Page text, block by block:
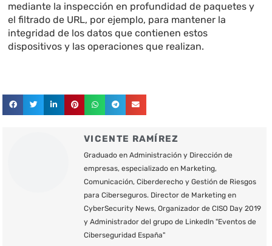
mediante la inspección en profundidad de paquetes y
el filtrado de URL, por ejemplo, para mantener la
integridad de los datos que contienen estos
dispositivos y las operaciones que realizan.
VICENTE RAMÍREZ
Graduado en Administración y Dirección de
empresas, especializado en Marketing,
Comunicación, Ciberderecho y Gestión de Riesgos
para Ciberseguros. Director de Marketing en
CyberSecurity News, Organizador de CISO Day 2019
y Administrador del grupo de LinkedIn "Eventos de
Ciberseguridad España"